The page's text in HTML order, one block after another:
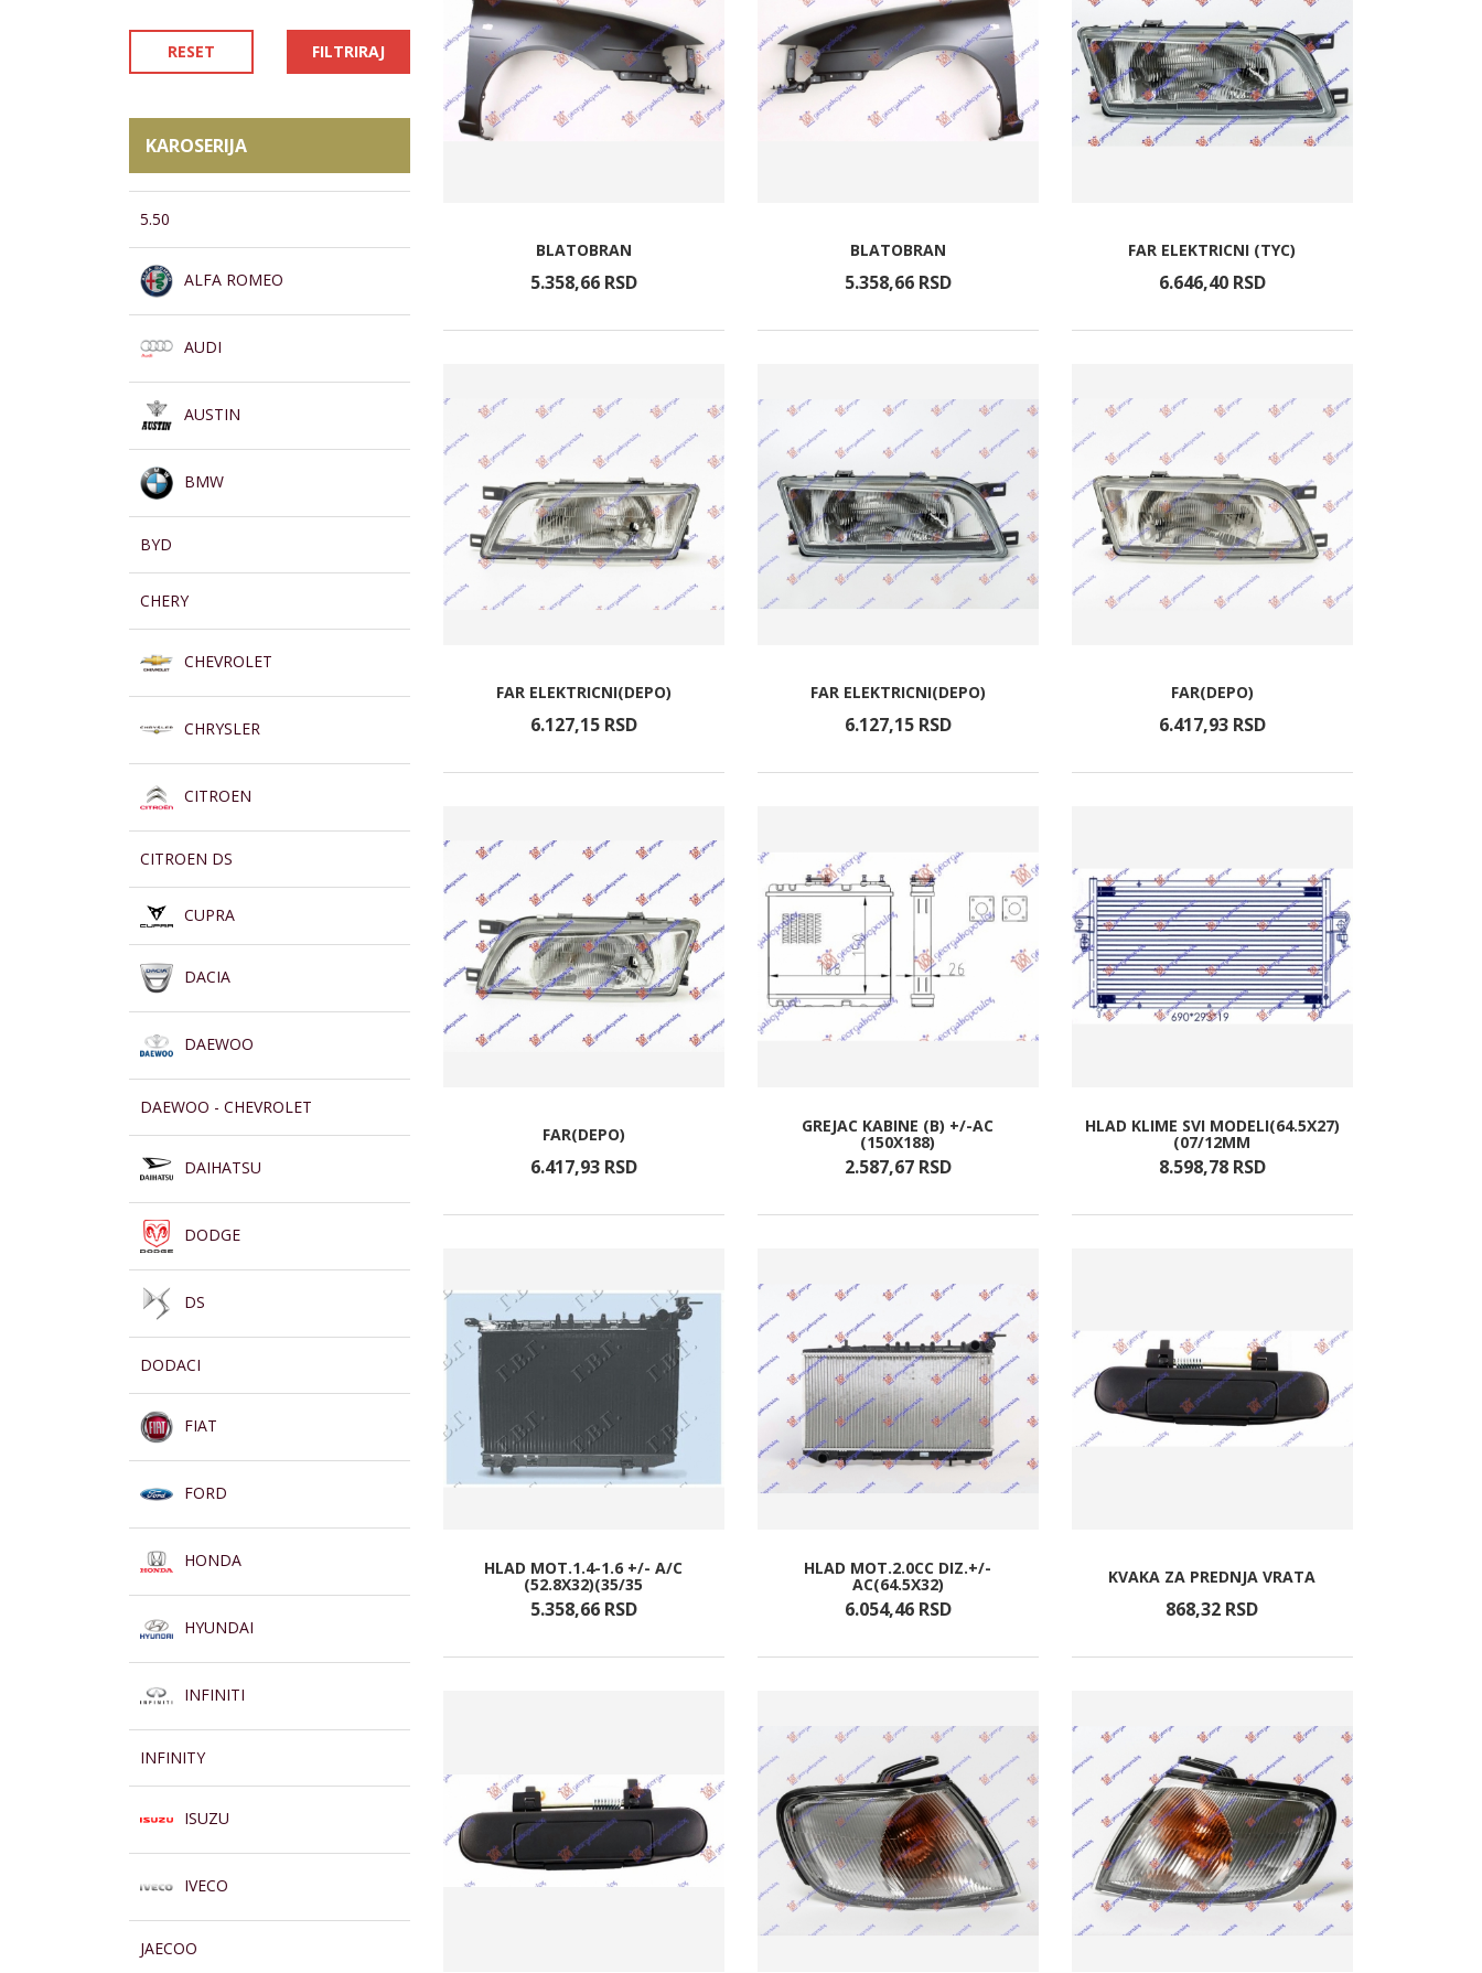
RESET FILTRIRAJ
KAROSERIJA
5.50
ALFA ROMEO
AUDI
AUSTIN
BMW
BYD
CHERY
CHEVROLET
CHRYSLER
CITROEN
CITROEN DS
CUPRA
DACIA
DAEWOO
DAEWOO - CHEVROLET
DAIHATSU
DODGE
DS
DODACI
FIAT
FORD
HONDA
HYUNDAI
INFINITI
INFINITY
ISUZU
IVECO
JAECOO
BLATOBRAN
5.358,66 RSD
BLATOBRAN
5.358,66 RSD
FAR ELEKTRICNI (TYC)
6.646,40 RSD
FAR ELEKTRICNI(DEPO)
6.127,15 RSD
FAR ELEKTRICNI(DEPO)
6.127,15 RSD
FAR(DEPO)
6.417,93 RSD
FAR(DEPO)
6.417,93 RSD
GREJAC KABINE (B) +/-AC
(150X188)
2.587,67 RSD
HLAD KLIME SVI MODELI(64.5X27)
(07/12MM
8.598,78 RSD
HLAD MOT.1.4-1.6 +/- A/C
(52.8X32)(35/35
5.358,66 RSD
HLAD MOT.2.0CC DIZ.+/-
AC(64.5X32)
6.054,46 RSD
KVAKA ZA PREDNJA VRATA
868,32 RSD